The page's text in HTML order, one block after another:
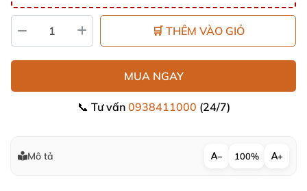
🛒 THÊM VÀO GIỎ
MUA NGAY
📞 Tư vấn 0938411000 (24/7)
Mô tả − 100% +